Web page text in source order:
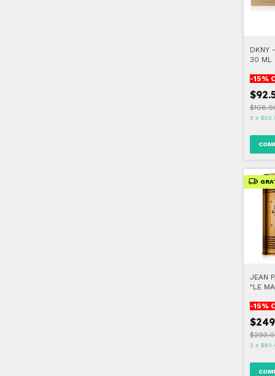
DKNY
30 ML
-15%
3 x
JEAN
"LE
-15%
3 x